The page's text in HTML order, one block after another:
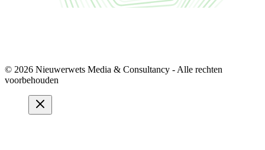
© 2026 Nieuwerwets Media & Consultancy - Alle rechten
voorbehouden